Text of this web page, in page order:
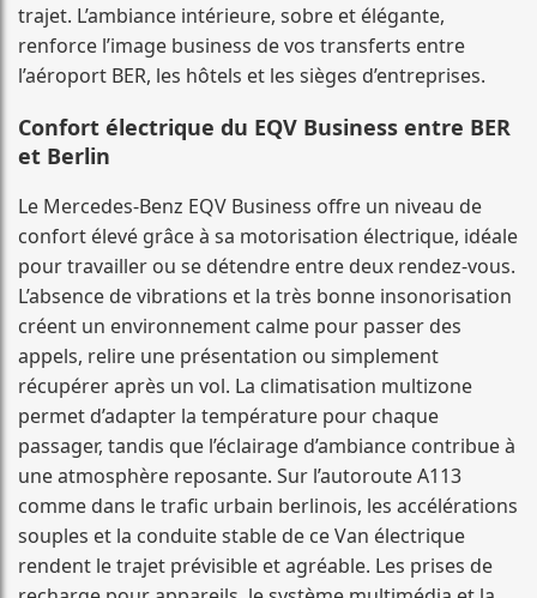
trajet. L’ambiance intérieure, sobre et élégante,
renforce l’image business de vos transferts entre
l’aéroport BER, les hôtels et les sièges d’entreprises.
Confort électrique du EQV Business entre BER
et Berlin
Le Mercedes-Benz EQV Business offre un niveau de
confort élevé grâce à sa motorisation électrique, idéale
pour travailler ou se détendre entre deux rendez-vous.
L’absence de vibrations et la très bonne insonorisation
créent un environnement calme pour passer des
appels, relire une présentation ou simplement
récupérer après un vol. La climatisation multizone
permet d’adapter la température pour chaque
passager, tandis que l’éclairage d’ambiance contribue à
une atmosphère reposante. Sur l’autoroute A113
comme dans le trafic urbain berlinois, les accélérations
souples et la conduite stable de ce Van électrique
rendent le trajet prévisible et agréable. Les prises de